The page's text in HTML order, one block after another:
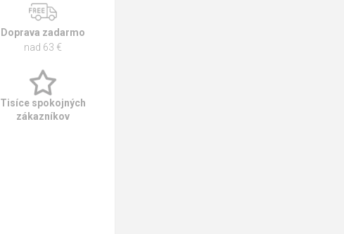
Doprava zadarmo
nad 63 €
Tisíce spokojných
zákazníkov